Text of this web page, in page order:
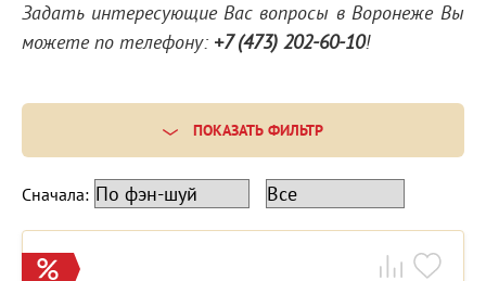
Задать интересующие Вас вопросы в Воронеже Вы
можете по телефону: +7 (473) 202-60-10!
ПОКАЗАТЬ ФИЛЬТР
Сначала: